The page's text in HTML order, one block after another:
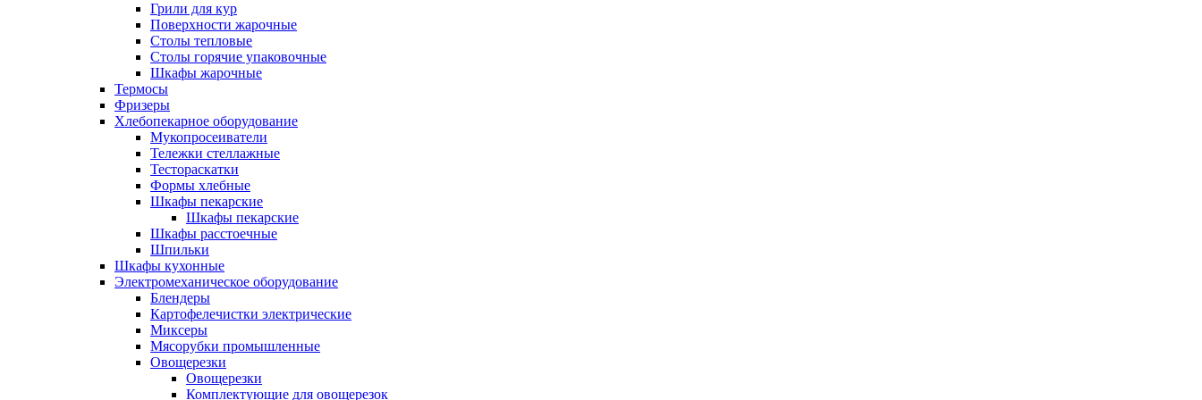
Грили для кур
Поверхности жарочные
Столы тепловые
Столы горячие упаковочные
Шкафы жарочные
Термосы
Фризеры
Хлебопекарное оборудование
Мукопросеиватели
Тележки стеллажные
Тестораскатки
Формы хлебные
Шкафы пекарские
Шкафы пекарские
Шкафы расстоечные
Шпильки
Шкафы кухонные
Электромеханическое оборудование
Блендеры
Картофелечистки электрические
Миксеры
Мясорубки промышленные
Овощерезки
Овощерезки
Комплектующие для овощерезок